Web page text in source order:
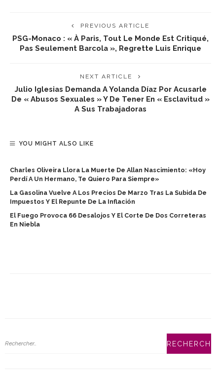
PREVIOUS ARTICLE
PSG-Monaco : « À Paris, Tout Le Monde Est Critiqué,
Pas Seulement Barcola », Regrette Luis Enrique
NEXT ARTICLE
Julio Iglesias Demanda A Yolanda Díaz Por Acusarle
De « Abusos Sexuales » Y De Tener En « Esclavitud »
A Sus Trabajadoras
YOU MIGHT ALSO LIKE
Charles Oliveira Llora La Muerte De Allan Nascimiento: «Hoy
Perdí A Un Hermano, Te Quiero Para Siempre»
La Gasolina Vuelve A Los Precios De Marzo Tras La Subida De
Impuestos Y El Repunte De La Inflación
El Fuego Provoca 66 Desalojos Y El Corte De Dos Correteras
En Niebla